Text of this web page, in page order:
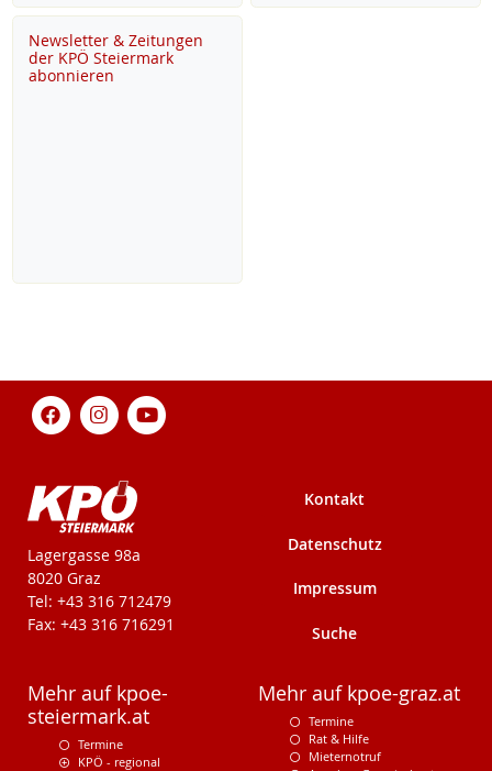
Newsletter & Zeitungen
der KPÖ Steiermark
abonnieren
KPÖ-Steiermark
Lagergasse 98a
8020 Graz
Tel: +43 316 712479
Fax: +43 316 716291
Kontakt
Datenschutz
Impressum
Suche
Mehr auf kpoe-
steiermark.at
Termine
KPÖ - regional
Mehr auf kpoe-graz.at
Termine
Rat & Hilfe
Mieternotruf